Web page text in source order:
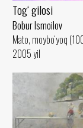
Tog‘ gilosi
Bobur Ismoilov
Mato, moybo‘yoq
2005 yil